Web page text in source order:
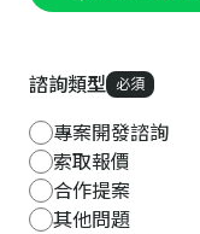
諮詢類型 必須
專案開發諮詢
索取報價
合作提案
其他問題